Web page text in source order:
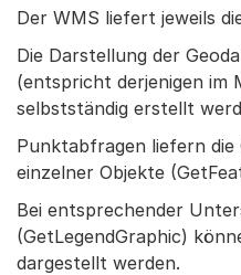
Der WMS liefert jeweils
Die Darstellung der
(entspricht derjenigen im
selbstständig erstellt
Punktabfragen liefern
einzelner Objekte
Bei entsprechender
(GetLegendGraphic)
dargestellt werden.